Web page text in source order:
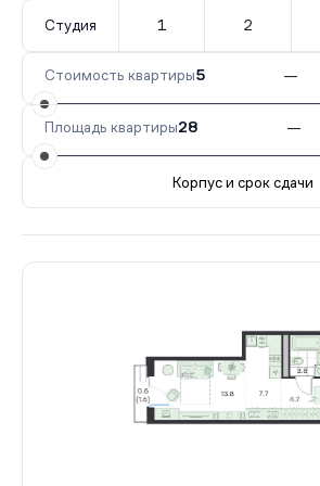
Студия 1 2
Стоимость квартиры5 —
Площадь квартиры28 —
Корпус и срок сдачи
264 кв.IV кв. 2027